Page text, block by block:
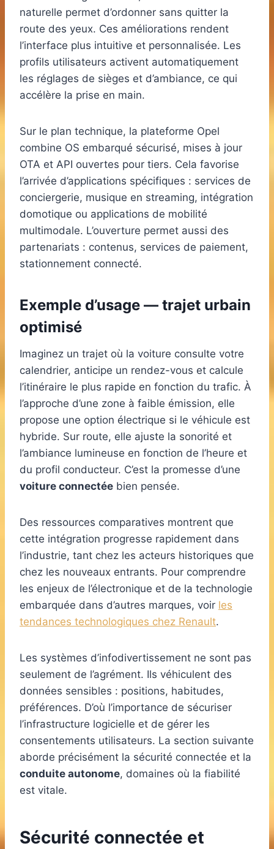
naturelle permet d’ordonner sans quitter la
route des yeux. Ces améliorations rendent
l’interface plus intuitive et personnalisée. Les
profils utilisateurs activent automatiquement
les réglages de sièges et d’ambiance, ce qui
accélère la prise en main.
Sur le plan technique, la plateforme Opel
combine OS embarqué sécurisé, mises à jour
OTA et API ouvertes pour tiers. Cela favorise
l’arrivée d’applications spécifiques : services de
conciergerie, musique en streaming, intégration
domotique ou applications de mobilité
multimodale. L’ouverture permet aussi des
partenariats : contenus, services de paiement,
stationnement connecté.
Exemple d’usage — trajet urbain
optimisé
Imaginez un trajet où la voiture consulte votre
calendrier, anticipe un rendez-vous et calcule
l’itinéraire le plus rapide en fonction du trafic. À
l’approche d’une zone à faible émission, elle
propose une option électrique si le véhicule est
hybride. Sur route, elle ajuste la sonorité et
l’ambiance lumineuse en fonction de l’heure et
du profil conducteur. C’est la promesse d’une
voiture connectée bien pensée.
Des ressources comparatives montrent que
cette intégration progresse rapidement dans
l’industrie, tant chez les acteurs historiques que
chez les nouveaux entrants. Pour comprendre
les enjeux de l’électronique et de la technologie
embarquée dans d’autres marques, voir les
tendances technologiques chez Renault.
Les systèmes d’infodivertissement ne sont pas
seulement de l’agrément. Ils véhiculent des
données sensibles : positions, habitudes,
préférences. D’où l’importance de sécuriser
l’infrastructure logicielle et de gérer les
consentements utilisateurs. La section suivante
aborde précisément la sécurité connectée et la
conduite autonome, domaines où la fiabilité
est vitale.
Sécurité connectée et